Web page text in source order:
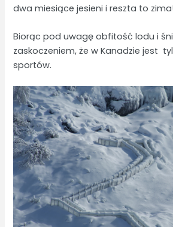
dwa miesiące jesieni i reszta to
Biorąc pod uwagę obfitość lodu i
zaskoczeniem, że w Kanadzie jest
sportów.